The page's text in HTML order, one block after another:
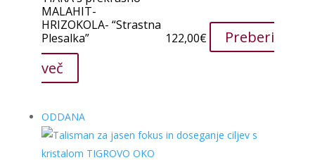
MALAHIT-
HRIZOKOLA- “Strastna
Plesalka”
122,00€
Preberi
več
ODDANA